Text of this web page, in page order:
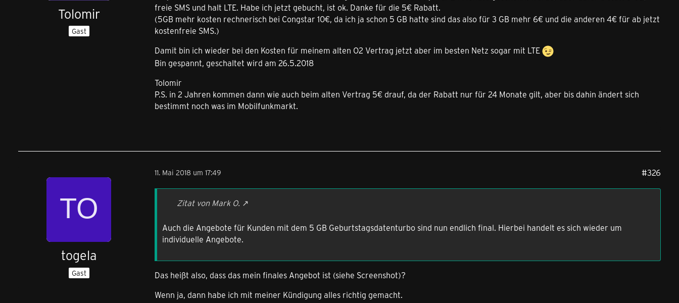
Tolomir
Gast
freie SMS und halt LTE. Habe ich jetzt gebucht, ist ok. Danke für die 5€ Rabatt.
(5GB mehr kosten rechnerisch bei Congstar 10€, da ich ja schon 5 GB hatte sind das also für 3 GB mehr 6€ und die anderen 4€ für ab jetzt
kostenfreie SMS.)
Damit bin ich wieder bei den Kosten für meinem alten O2 Vertrag jetzt aber im besten Netz sogar mit LTE
Bin gespannt, geschaltet wird am 26.5.2018
Tolomir
P.S. in 2 Jahren kommen dann wie auch beim alten Vertrag 5€ drauf, da der Rabatt nur für 24 Monate gilt, aber bis dahin ändert sich
bestimmt noch was im Mobilfunkmarkt.
togela
Gast
11. Mai 2018 um 17:49 #326
Zitat von Mark O.
Auch die Angebote für Kunden mit dem 5 GB Geburtstagsdatenturbo sind nun endlich final. Hierbei handelt es sich wieder um
individuelle Angebote.
Das heißt also, dass das mein finales Angebot ist (siehe Screenshot)?
Wenn ja, dann habe ich mit meiner Kündigung alles richtig gemacht.